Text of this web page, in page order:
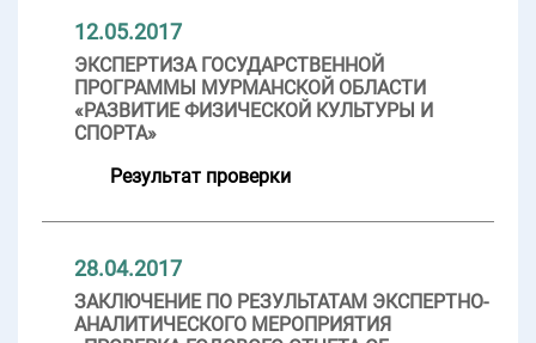
12.05.2017
ЭКСПЕРТИЗА ГОСУДАРСТВЕННОЙ
ПРОГРАММЫ МУРМАНСКОЙ ОБЛАСТИ
«РАЗВИТИЕ ФИЗИЧЕСКОЙ КУЛЬТУРЫ И
СПОРТА»
Результат проверки
28.04.2017
ЗАКЛЮЧЕНИЕ ПО РЕЗУЛЬТАТАМ ЭКСПЕРТНО-
АНАЛИТИЧЕСКОГО МЕРОПРИЯТИЯ